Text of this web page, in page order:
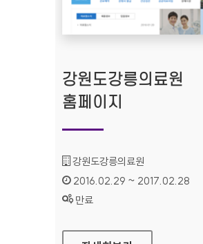
강원도강릉의료원
홈페이지
기관명 :
강원도강릉의료원
인증기간 :
2016.02.29 ~ 2017.02.28
상태 :
만료